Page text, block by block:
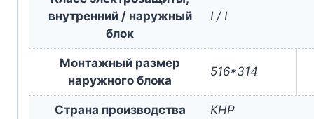
внутренний / наружный
блок
I / I
Монтажный размер
наружного блока
516*314
Страна производства КНР